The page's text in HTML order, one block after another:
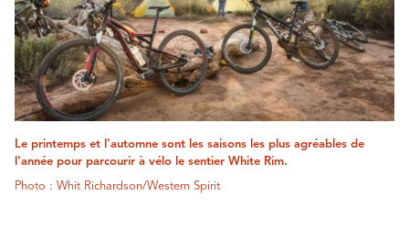
Le printemps et l'automne sont les saisons les plus agréables de
l'année pour parcourir à vélo le sentier White Rim.
Photo : Whit Richardson/Western Spirit